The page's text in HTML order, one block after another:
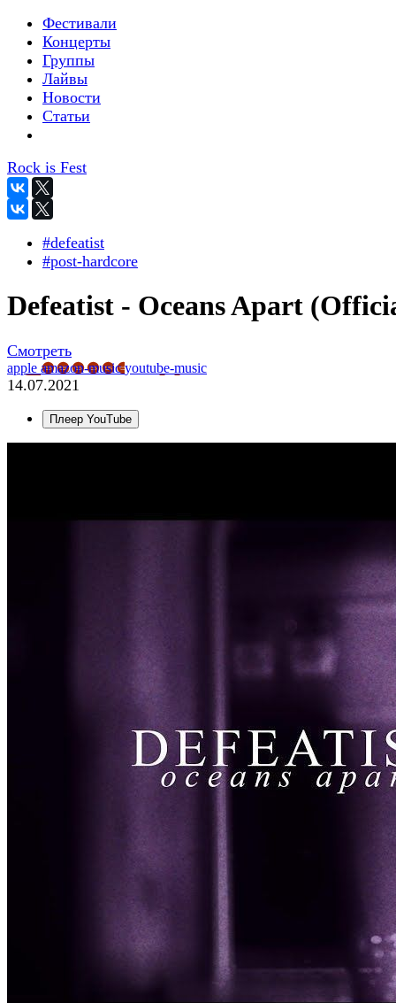
Фестивали
Концерты
Группы
Лайвы
Новости
Статьи
Rock is Fest
#defeatist
#post-hardcore
Defeatist - Oceans Apart
Смотреть
apple amazon-musicyoutube-music
14.07.2021
Плеер YouTube